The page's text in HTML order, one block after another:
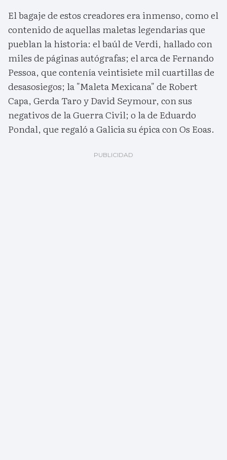
El bagaje de estos creadores era inmenso, como el
contenido de aquellas maletas legendarias que
pueblan la historia: el baúl de Verdi, hallado con
miles de páginas autógrafas; el arca de Fernando
Pessoa, que contenía veintisiete mil cuartillas de
desasosiegos; la "Maleta Mexicana" de Robert
Capa, Gerda Taro y David Seymour, con sus
negativos de la Guerra Civil; o la de Eduardo
Pondal, que regaló a Galicia su épica con Os Eoas.